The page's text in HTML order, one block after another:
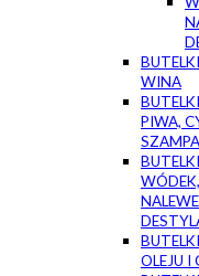
WINA
PIWA,
WÓDEK,
OLEJU I